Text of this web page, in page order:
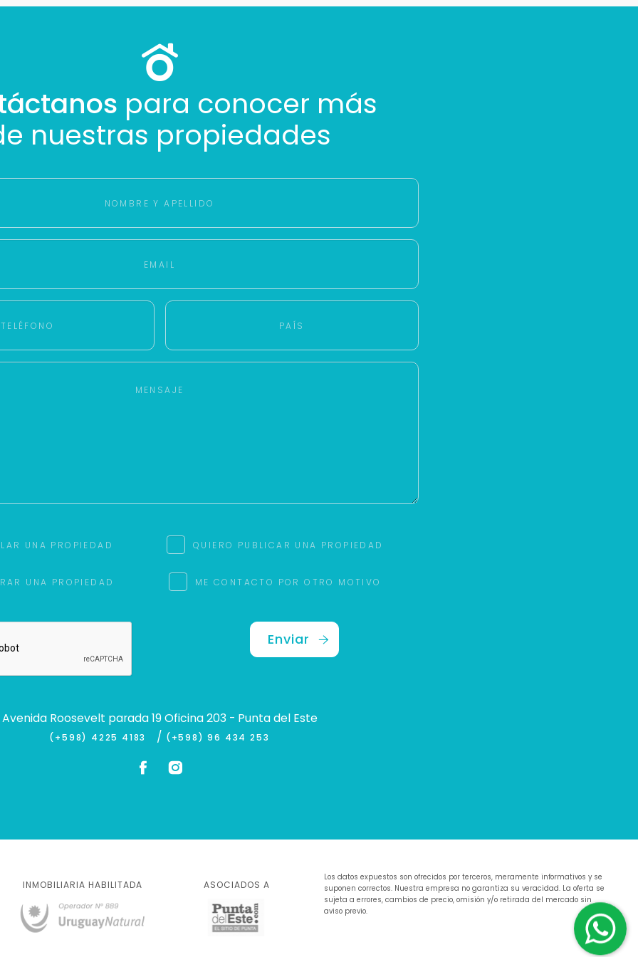
para conocer más
nuestras propiedades
UNA PROPIEDAD QUIERO PUBLICAR UNA PROPIEDAD
UNA PROPIEDAD ME CONTACTO POR OTRO MOTIVO
Enviar
Avenida Roosevelt parada 19 Oficina 203 - Punta del Este
(+598) 4225 4183 / (+598) 96 434 253
INMOBILIARIA HABILITADA ASOCIADOS A
Los datos expuestos son ofrecidos por terceros, meramente informativos y se
suponen correctos. Nuestra empresa no garantiza su veracidad. La oferta se
sujeta a errores, cambios de precio, omisión y/o retirada del mercado sin
aviso previo.